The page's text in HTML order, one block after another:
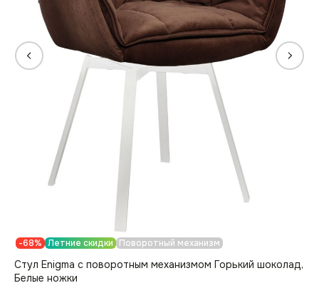
-68% Летние скидки Поворотный механизм
Стул Enigma с поворотным механизмом Горький шоколад,
Белые ножки